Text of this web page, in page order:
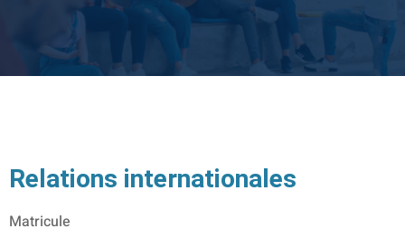
Relations internationales
Matricule